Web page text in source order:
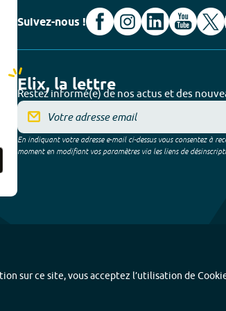
Suivez-nous !
Elix, la lettre
Restez informé(e) de nos actus et des
En indiquant votre adresse e-mail ci-dessus vous consentez à
moment en modifiant vos paramètres via les liens de
sur ce site, vous acceptez l’utilisation de